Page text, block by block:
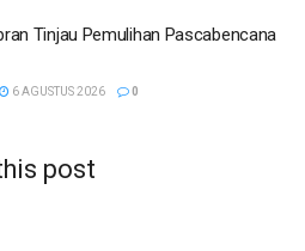
Tinjau Pemulihan Pascabencana
6 AGUSTUS 2026 0
post